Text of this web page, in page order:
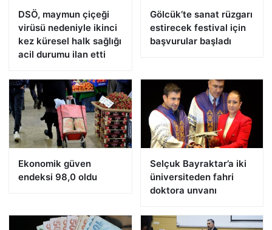
DSÖ, maymun çiçeği
virüsü nedeniyle ikinci
kez küresel halk sağlığı
acil durumu ilan etti
Gölcük’te sanat rüzgarı
estirecek festival için
başvurular başladı
Ekonomik güven
endeksi 98,0 oldu
Selçuk Bayraktar’a iki
üniversiteden fahri
doktora unvanı